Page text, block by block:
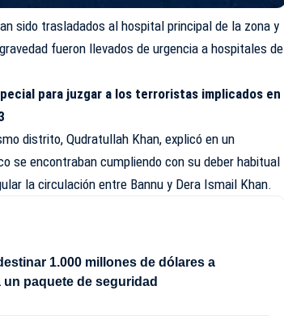
sido trasladados al hospital principal de la zona y
fueron llevados de urgencia a hospitales de
para juzgar a los terroristas implicados en
distrito, Qudratullah Khan, explicó en un
se encontraban cumpliendo con su deber habitual
la circulación entre Bannu y Dera Ismail Khan.
1.000 millones de dólares a
paquete de seguridad